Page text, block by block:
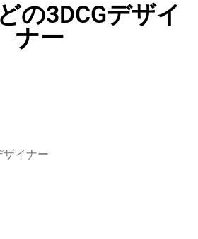
の3DCGデザイ
ナー
ザイナー